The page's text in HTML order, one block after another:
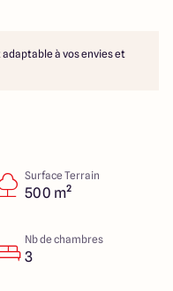
à vos envies et
Surface Terrain
500 m²
Nb de chambres
3